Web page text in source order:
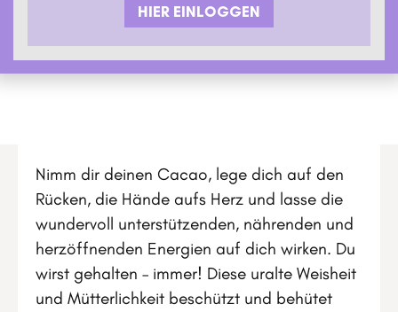
HIER EINLOGGEN
Nimm dir deinen Cacao, lege dich auf den
Rücken, die Hände aufs Herz und lasse die
wundervoll unterstützenden, nährenden und
herzöffnenden Energien auf dich wirken. Du
wirst gehalten – immer! Diese uralte Weisheit
und Mütterlichkeit beschützt und behütet